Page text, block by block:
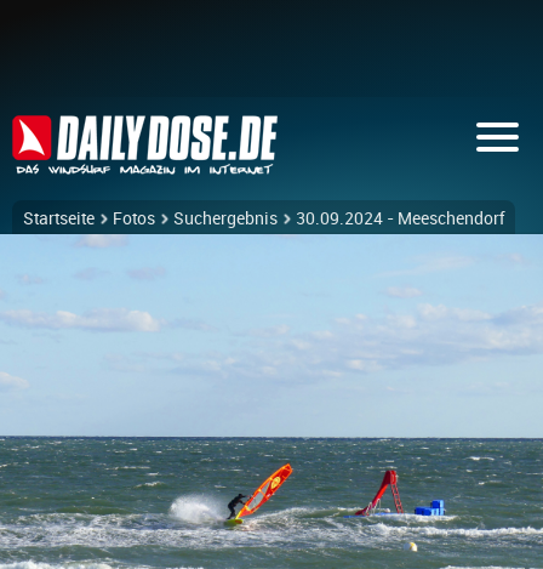
Startseite Fotos Suchergebnis 30.09.2024 - Meeschendorf